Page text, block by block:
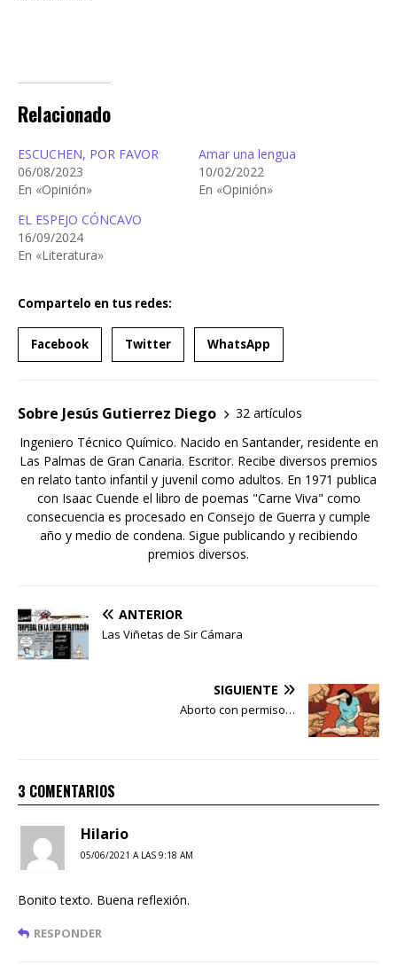
Relacionado
ESCUCHEN, POR FAVOR
06/08/2023
En «Opinión»
Amar una lengua
10/02/2022
En «Opinión»
EL ESPEJO CÓNCAVO
16/09/2024
En «Literatura»
Compartelo en tus redes:
Facebook Twitter WhatsApp
Sobre Jesús Gutierrez Diego
32 artículos
Ingeniero Técnico Químico. Nacido en Santander, residente en
Las Palmas de Gran Canaria. Escritor. Recibe diversos premios
en relato tanto infantil y juvenil como adultos. En 1971 publica
con Isaac Cuende el libro de poemas "Carne Viva" como
consecuencia es procesado en Consejo de Guerra y cumple
año y medio de condena. Sigue publicando y recibiendo
premios diversos.
ANTERIOR
Las Viñetas de Sir Cámara
SIGUIENTE
Aborto con permiso…
3 COMENTARIOS
Hilario
05/06/2021 A LAS 9:18 AM
Bonito texto. Buena reflexión.
RESPONDER